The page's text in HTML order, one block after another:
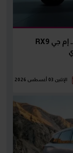
بسعر 1.9 مليون جنيه.. المواصفات الكاملة لـ إم جي RX9
الإثنين 03 أغسطس 2026